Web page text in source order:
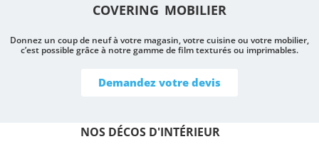
COVERING MOBILIER
Donnez un coup de neuf à votre magasin, votre cuisine ou votre mobilier,
c’est possible grâce à notre gamme de film texturés ou imprimables.
Demandez votre devis
NOS DÉCOS D'INTÉRIEUR